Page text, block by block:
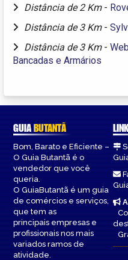
Distância de 2 Km -
Distância de 3 Km -
Distância de 3 Km -
Bancadas e Armários
GUIABUTANTÃ
Bom, Barato e Eficiente –
O Guia Butantã é o
vendedor que você
queria.
O GuiaButantã é um guia
de comércios e serviços,
que tem as
principais empresas e
profissionais nos mais
variados ramos de
atividade.